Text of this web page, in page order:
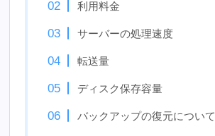
利用料金
サーバーの処理速度
転送量
ディスク保存容量
バックアップの復元について